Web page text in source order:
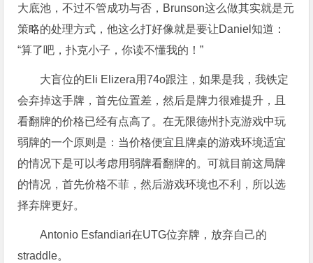
大底池，不过不管成功与否，Brunson这么做其实就是元
策略的处理方式，他这么打好像就是要让Daniel知道：
“算了吧，扑克小子，你读不懂我的！”
大盲位的Eli Elizera用74o跟注，如果是我，我铁定
会弃掉这手牌，首先位置差，然后是牌力很难提升，且
看翻牌的价格已经有点高了。在无限德州扑克游戏中玩
弱牌的一个原则是：当价格便宜且牌桌的游戏环境适宜
的情况下是可以考虑用弱牌看翻牌的。可就目前这局牌
的情况，首先价格不菲，然后游戏环境也不利，所以选
择弃牌更好。
Antonio Esfandiari在UTG位弃牌，放弃自己的
straddle。